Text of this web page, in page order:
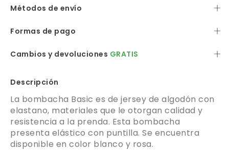
Métodos de envío
Formas de pago
Cambios y devoluciones GRATIS
Descripción
La bombacha Basic es de jersey de algodón con
elastano, materiales que le otorgan calidad y
resistencia a la prenda. Esta bombacha
presenta elástico con puntilla. Se encuentra
disponible en color blanco y rosa.